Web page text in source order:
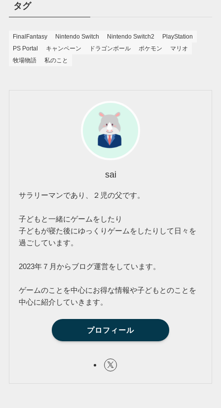
タグ
FinalFantasy Nintendo Switch Nintendo Switch2
PlayStation
PS Portal
キャンペーン ドラゴンボール ポケモン
マリオ
牧場物語
私のこと
sai
サラリーマンであり、２児の父です。
子どもと一緒にゲームをしたり
子どもが寝た後にゆっくりゲームをしたりして日々を
過ごしています。
2023年７月からブログ運営をしています。
ゲームのことを中心にお得な情報や子どもとのことを
中心に紹介していきます。
プロフィール